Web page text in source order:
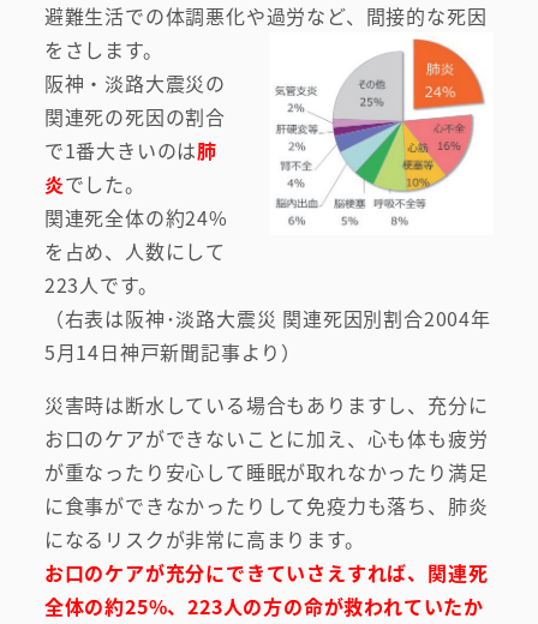
避難生活での体調悪化や過労など、間接的な死因
をさします。
阪神・淡路大震災の
関連死の死因の割合
で1番大きいのは肺
炎でした。
関連死全体の約24%
を占め、人数にして
223人です。
（右表は阪神･淡路大震災 関連死因別割合2004年
5月14日神戸新聞記事より）
災害時は断水している場合もありますし、充分に
お口のケアができないことに加え、心も体も疲労
が重なったり安心して睡眠が取れなかったり満足
に食事ができなかったりして免疫力も落ち、肺炎
になるリスクが非常に高まります。
お口のケアが充分にできていさえすれば、関連死
全体の約25%、223人の方の命が救われていたか